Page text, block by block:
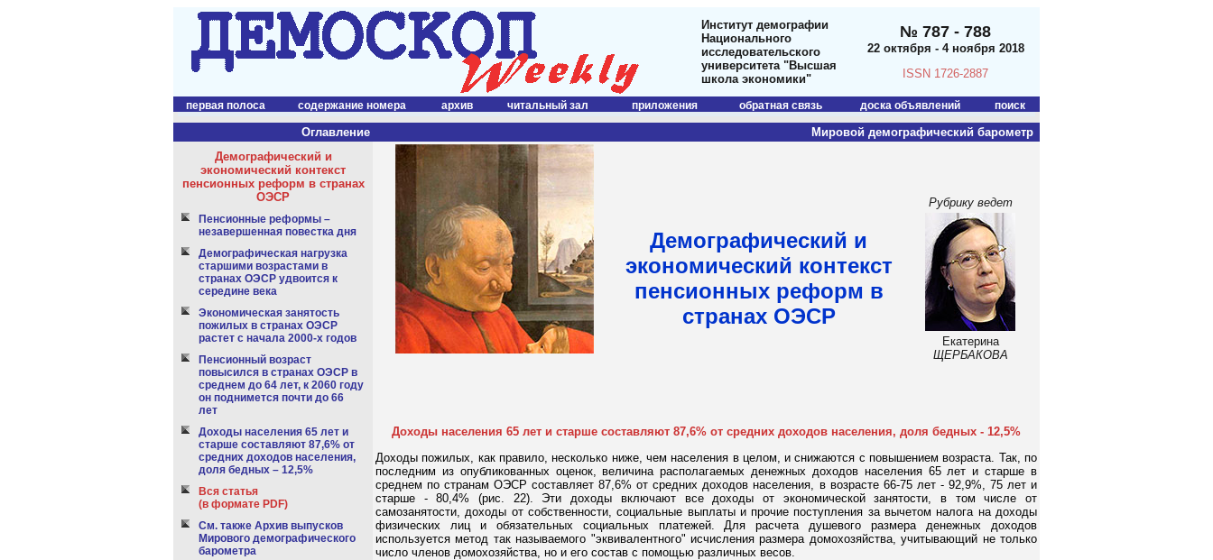
Институт демографии
Национального
исследовательского
университета "Высшая
школа экономики"
№ 787 - 788
22 октября - 4 ноября 2018
ISSN 1726-2887
первая полоса содержание номера архив читальный зал приложения обратная связь доска объявлений поиск
Оглавление
Мировой демографический барометр
Демографический и
экономический контекст
пенсионных реформ в странах
ОЭСР
Пенсионные реформы –
незавершенная повестка дня
Демографическая нагрузка
старшими возрастами в
странах ОЭСР удвоится к
середине века
Экономическая занятость
пожилых в странах ОЭСР
растет с начала 2000-х годов
Пенсионный возраст
повысился в странах ОЭСР в
среднем до 64 лет, к 2060 году
он поднимется почти до 66
лет
Доходы населения 65 лет и
старше составляют 87,6% от
средних доходов населения,
доля бедных – 12,5%
Вся статья
(в формате PDF)
См. также Архив выпусков
Мирового демографического
барометра
Демографический и
экономический контекст
пенсионных реформ в
странах ОЭСР
Рубрику ведет
Екатерина
ЩЕРБАКОВА
Доходы населения 65 лет и старше составляют 87,6% от средних доходов населения, доля бедных - 12,5%
Доходы пожилых, как правило, несколько ниже, чем населения в целом, и снижаются с повышением возраста. Так, по
последним из опубликованных оценок, величина располагаемых денежных доходов населения 65 лет и старше в
среднем по странам ОЭСР составляет 87,6% от средних доходов населения, в возрасте 66-75 лет - 92,9%, 75 лет и
старше - 80,4% (рис. 22). Эти доходы включают все доходы от экономической занятости, в том числе от
самозанятости, доходы от собственности, социальные выплаты и прочие поступления за вычетом налога на доходы
физических лиц и обязательных социальных платежей. Для расчета душевого размера денежных доходов
используется метод так называемого "эквивалентного" исчисления размера домохозяйства, учитывающий не только
число членов домохозяйства, но и его состав с помощью различных весов.